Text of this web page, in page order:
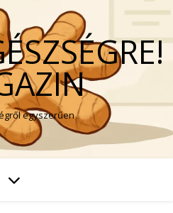
egyszerűen